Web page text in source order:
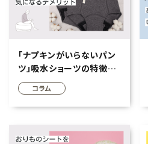
新着商品
美容・コスメ・香水
日用品雑貨
「ナプキンがいらないパン
ツ」吸水ショーツの特徴や
選び方、デメリットって知っ
てる？
コラム